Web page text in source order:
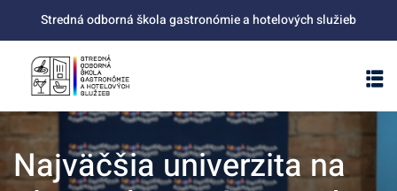
content
Stredná odborná škola gastronómie a hotelových služieb
Najväčšia univerzita na